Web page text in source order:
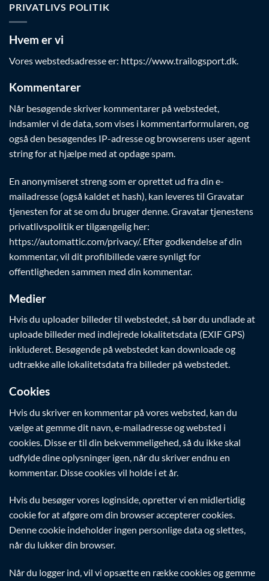
PRIVATLIVS POLITIK
Hvem er vi
Vores webstedsadresse er: https://www.trailogsport.dk.
Kommentarer
Når besøgende skriver kommentarer på webstedet,
indsamler vi de data, som vises i kommentarformularen, og
også den besøgendes IP-adresse og browserens user agent
string for at hjælpe med at opdage spam.
En anonymiseret streng som er oprettet ud fra din e-
mailadresse (også kaldet et hash), kan leveres til Gravatar
tjenesten for at se om du bruger denne. Gravatar tjenestens
privatlivspolitik er tilgængelig her:
https://automattic.com/privacy/. Efter godkendelse af din
kommentar, vil dit profilbillede være synligt for
offentligheden sammen med din kommentar.
Medier
Hvis du uploader billeder til webstedet, så bør du undlade at
uploade billeder med indlejrede lokalitetsdata (EXIF GPS)
inkluderet. Besøgende på webstedet kan downloade og
udtrække alle lokalitetsdata fra billeder på webstedet.
Cookies
Hvis du skriver en kommentar på vores websted, kan du
vælge at gemme dit navn, e-mailadresse og websted i
cookies. Disse er til din bekvemmeligehed, så du ikke skal
udfylde dine oplysninger igen, når du skriver endnu en
kommentar. Disse cookies vil holde i et år.
Hvis du besøger vores loginside, opretter vi en midlertidig
cookie for at afgøre om din browser accepterer cookies.
Denne cookie indeholder ingen personlige data og slettes,
når du lukker din browser.
Når du logger ind, vil vi opsætte en række cookies og gemme